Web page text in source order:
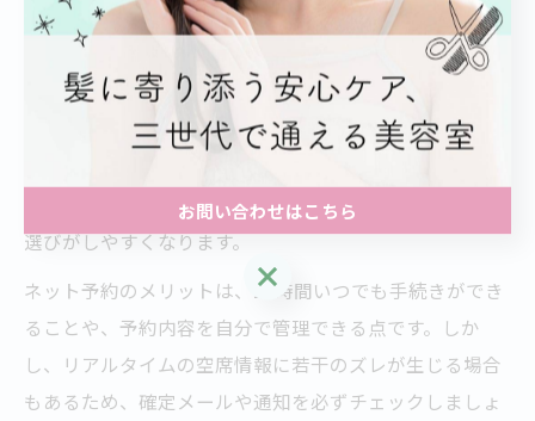
ネット予約で美容室を選ぶ際のポイント
ネット予約を利用する際は、複数の美容室の予約システ
ムや口コミ、スタイリストのプロフィールを比較するこ
ニューの詳細まで確認できるため、自分に合ったサロン
選びがしやすくなります。
ネット予約のメリットは、24時間いつでも手続きができ
ることや、予約内容を自分で管理できる点です。しか
し、リアルタイムの空席情報に若干のズレが生じる場合
もあるため、確定メールや通知を必ずチェックしましょ
お問い合わせはこちら
お問い合わせはこちら